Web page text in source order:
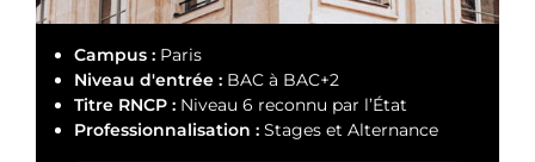
Campus : Paris
Niveau d'entrée : BAC à BAC+2
Titre RNCP : Niveau 6 reconnu par l’État
Professionnalisation : Stages et Alternance